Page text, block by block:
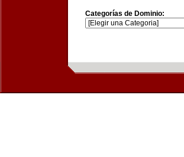
Categorías de Dominio: